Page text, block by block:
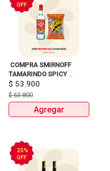
OFF
COMPRA SMIRNOFF
TAMARINDO SPICY
X750ml Y LLEVATE
$ 53.900
$63.800
Agregar
25%
OFF